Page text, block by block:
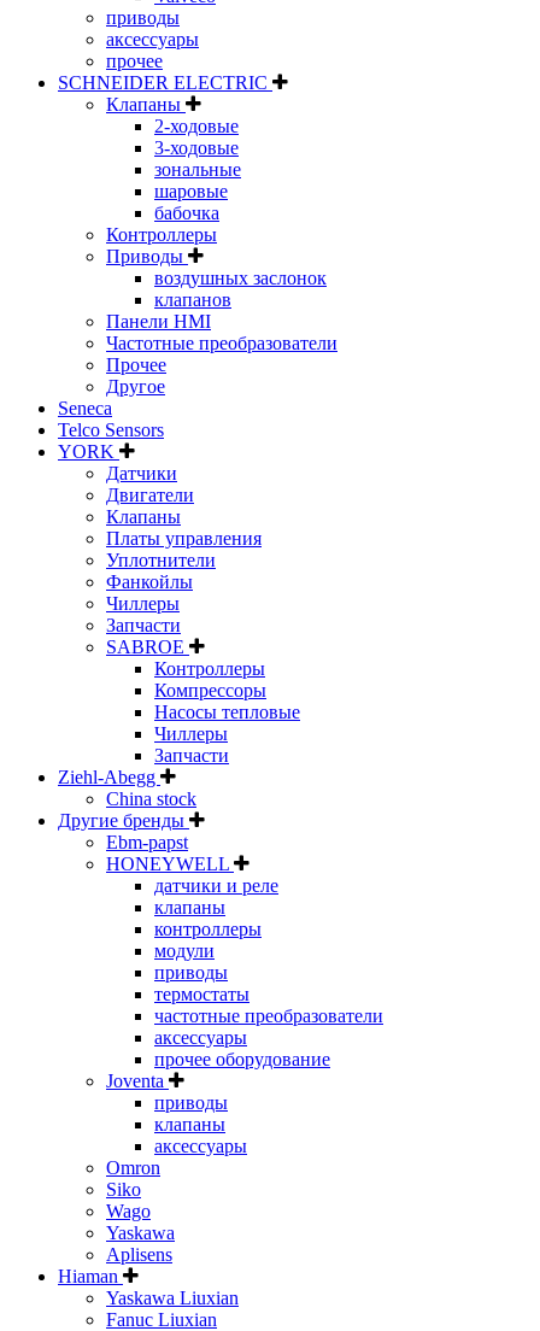
приводы
аксессуары
прочее
SCHNEIDER ELECTRIC
Клапаны
2-ходовые
3-ходовые
зональные
шаровые
бабочка
Контроллеры
Приводы
воздушных заслонок
клапанов
Панели HMI
Частотные преобразователи
Прочее
Другое
Seneca
Telco Sensors
YORK
Датчики
Двигатели
Клапаны
Платы управления
Уплотнители
Фанкойлы
Чиллеры
Запчасти
SABROE
Контроллеры
Компрессоры
Насосы тепловые
Чиллеры
Запчасти
Ziehl-Abegg
China stock
Другие бренды
Ebm-papst
HONEYWELL
датчики и реле
клапаны
контроллеры
модули
приводы
термостаты
частотные преобразователи
аксессуары
прочее оборудование
Joventa
приводы
клапаны
аксессуары
Omron
Siko
Wago
Yaskawa
Aplisens
Hiaman
Yaskawa Liuxian
Fanuc Liuxian